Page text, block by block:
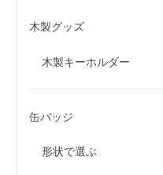
木製グッズ
木製キーホルダー
缶バッジ
形状で選ぶ